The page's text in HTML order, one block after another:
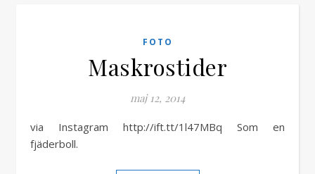
FOTO
Maskrostider
maj 12, 2014
via Instagram http://ift.tt/1l47MBq Som en
fjäderboll.